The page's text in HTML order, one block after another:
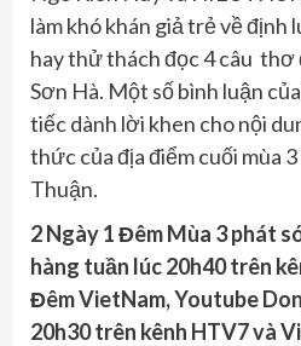
làm khó khán giả trẻ về định
hay thử thách đọc 4 câu thơ
Sơn Hà. Một số bình luận
tiếc dành lời khen cho nội
thức của địa điểm cuối mùa
Thuận.
2 Ngày 1 Đêm Mùa 3 phát
hàng tuần lúc 20h40 trên
Đêm VietNam, Youtube
20h30 trên kênh HTV7 và